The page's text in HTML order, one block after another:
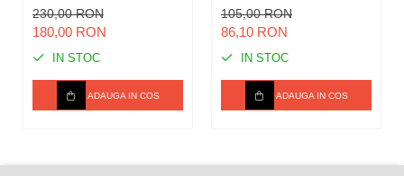
230,00 RON
180,00 RON
IN STOC
ADAUGA IN COS
105,00 RON
86,10 RON
IN STOC
ADAUGA IN COS